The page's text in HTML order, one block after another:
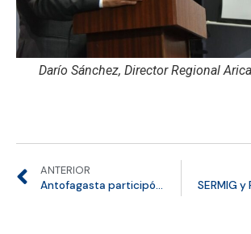
Darío Sánchez, Director Regional
ANTERIOR
Antofagasta participó en Feria TP para fortalecer inclusión y oportunidades de personas migrantes